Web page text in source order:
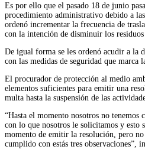
Es por ello que el pasado 18 de junio
procedimiento administrativo debido a
ordenó incrementar la frecuencia de
con la intención de disminuir los residuos
De igual forma se les ordenó acudir a la
con las medidas de seguridad que marca
El procurador de protección al medio
elementos suficientes para emitir una
multa hasta la suspensión de las
“Hasta el momento nosotros no tenemos
con lo que nosotros le solicitamos y esto
momento de emitir la resolución, pero no
cumplido con estás tres observaciones”,